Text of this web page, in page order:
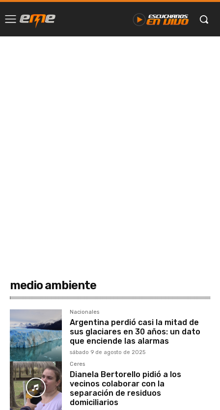
medio ambiente
Nacionales
Argentina perdió casi la mitad de
sus glaciares en 30 años: un dato
que enciende las alarmas
sábado 9 de agosto de 2025
Ceres
Dianela Bertorello pidió a los
vecinos colaborar con la
separación de residuos
domiciliarios